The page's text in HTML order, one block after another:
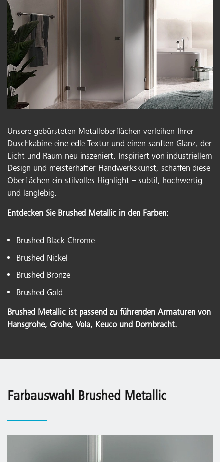
Unsere gebürsteten Metalloberflächen verleihen Ihrer
Duschkabine eine edle Textur und einen sanften Glanz, der
Licht und Raum neu inszeniert. Inspiriert von industriellem
Design und meisterhafter Handwerkskunst, schaffen diese
Oberflächen ein stilvolles Highlight – subtil, hochwertig
und langlebig.
Entdecken Sie Brushed Metallic in den Farben:
Brushed Black Chrome
Brushed Nickel
Brushed Bronze
Brushed Gold
Brushed Metallic ist passend zu führenden Armaturen von
Hansgrohe, Grohe, Vola, Keuco und Dornbracht.
Farbauswahl Brushed Metallic